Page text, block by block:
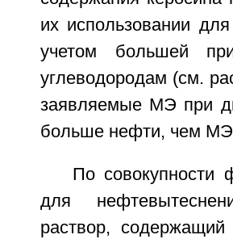
их использовании
учетом большей
углеводородам (см.
заявляемые МЭ при
больше нефти, чем МЭ
По совокупности
для
раствор,